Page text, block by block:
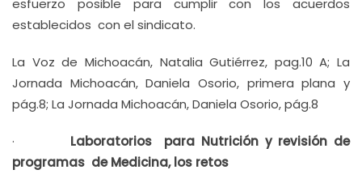
esfuerzo posible para cumplir con los acuerdos
establecidos con el sindicato.
La Voz de Michoacán, Natalia Gutiérrez, pag.10 A; La
Jornada Michoacán, Daniela Osorio, primera plana y
pág.8; La Jornada Michoacán, Daniela Osorio, pág.8
· Laboratorios para Nutrición y revisión de
programas de Medicina, los retos